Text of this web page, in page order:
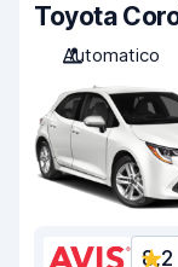
Toyota
Automatico
8,2